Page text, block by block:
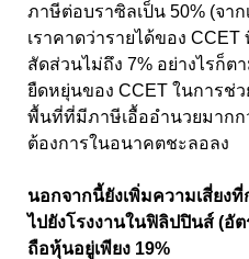
ภาษีต่อบราซิลเป็น 50% (จาก
เราคาดว่ารายได้ของ
สัดส่วนไม่ถึง 7% อย่างไรก็
ยืดหยุ่นของ CCET ในการช่
พื้นที่ที่มีภาษีเอื้ออำนวยมากก
ต้องการในอนาคตชะลอลง
นอกจากนี้ยังเพิ่มความเสี่ยง
ไปยังโรงงานในฟิลิปปินส์ (อั
ถือหุ้นอยู่เพียง 19%